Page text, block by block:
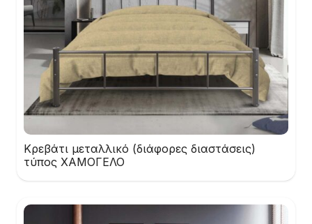
Κρεβάτι μεταλλικό (διάφορες διαστάσεις)
τύπος ΧΑΜΟΓΕΛΟ